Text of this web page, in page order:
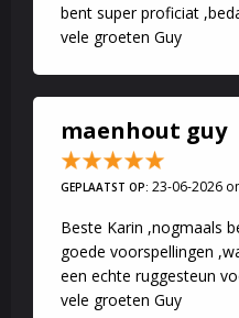
bent super proficiat
vele groeten Guy
maenhout guy
GEPLAATST OP: 23-06-2026
Beste Karin ,nogmaals
goede voorspellingen
een echte ruggesteun
vele groeten Guy